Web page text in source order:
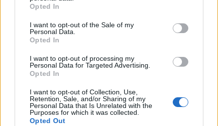
Opted In
I want to opt-out of the Sale of my
Personal Data.
Opted In
I want to opt-out of processing my
Personal Data for Targeted Advertising.
Opted In
I want to opt-out of Collection, Use,
Retention, Sale, and/or Sharing of my
Personal Data that Is Unrelated with the
Purposes for which it was collected.
Opted Out
2026. július 21., kedd
Kadicsfalván és Szombatfalván
járnak a medvék